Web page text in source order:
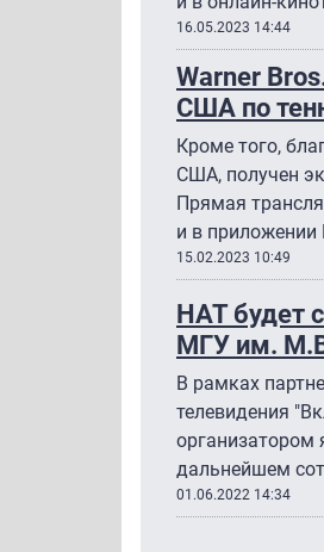
16.05.2023 14:44
Warner
США по
Кроме того,
США, получен
Прямая
и в приложении
15.02.2023 10:49
НАТ будет
МГУ им.
В рамках
телевидения
организатором
дальнейшем
01.06.2022 14:34